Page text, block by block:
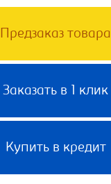
Предзаказ товара
Заказать в 1 клик
Купить в кредит